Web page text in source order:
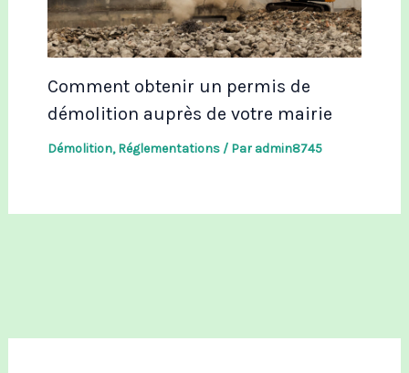
Comment obtenir un permis de
démolition auprès de votre mairie
Démolition,Réglementations/ Par admin8745